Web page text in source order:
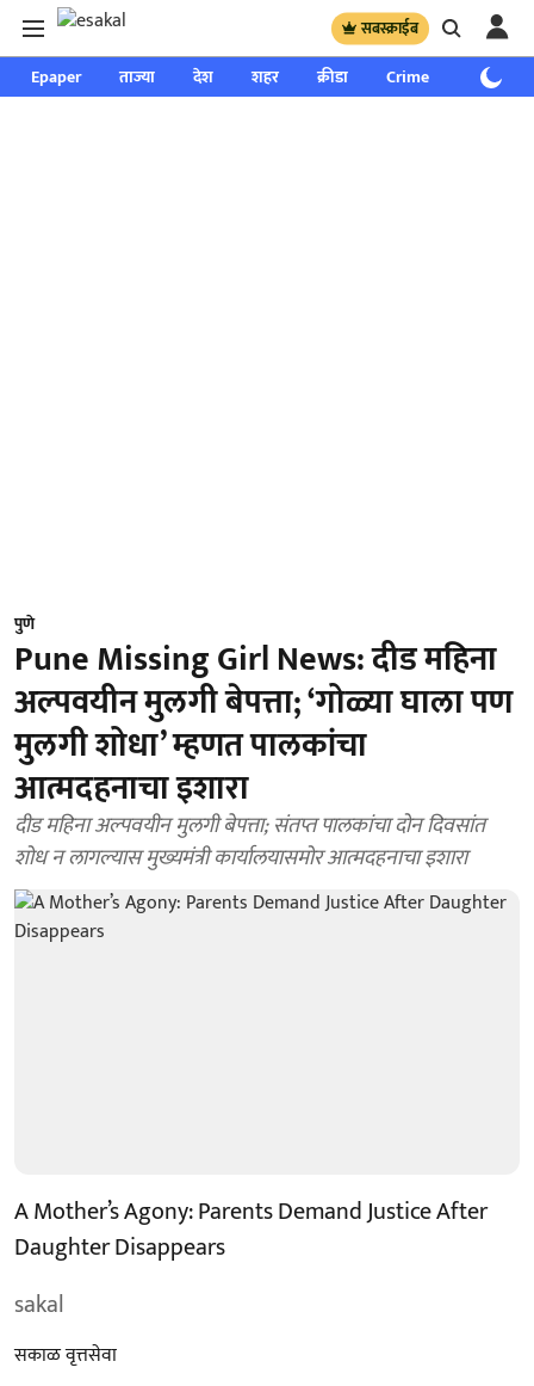
सबस्क्राईब
Epaper ताज्या देश शहर क्रीडा Crime साप्ताहिक
पुणे
Pune Missing Girl News: दीड महिना
अल्पवयीन मुलगी बेपत्ता; ‘गोळ्या घाला पण
मुलगी शोधा’ म्हणत पालकांचा
आत्मदहनाचा इशारा
दीड महिना अल्पवयीन मुलगी बेपत्ता; संतप्त पालकांचा दोन दिवसांत
शोध न लागल्यास मुख्यमंत्री कार्यालयासमोर आत्मदहनाचा इशारा
A Mother’s Agony: Parents Demand Justice After
Daughter Disappears
sakal
सकाळ वृत्तसेवा